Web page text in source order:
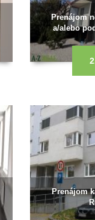
Prenájom
a/alebo
Prenájom